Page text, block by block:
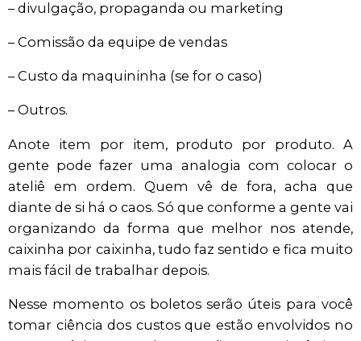
– divulgação, propaganda ou marketing
– Comissão da equipe de vendas
– Custo da maquininha (se for o caso)
– Outros.
Anote item por item, produto por produto. A
gente pode fazer uma analogia com colocar o
ateliê em ordem. Quem vê de fora, acha que
diante de si há o caos. Só que conforme a gente vai
organizando da forma que melhor nos atende,
caixinha por caixinha, tudo faz sentido e fica muito
mais fácil de trabalhar depois.
Nesse momento os boletos serão úteis para você
tomar ciência dos custos que estão envolvidos no